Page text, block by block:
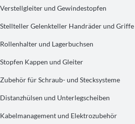
Verstellgleiter und Gewindestopfen
Stellteller Gelenkteller Handräder und Griffe
Rollenhalter und Lagerbuchsen
Stopfen Kappen und Gleiter
Zubehör für Schraub- und Stecksysteme
Distanzhülsen und Unterlegscheiben
Kabelmanagement und Elektrozubehör